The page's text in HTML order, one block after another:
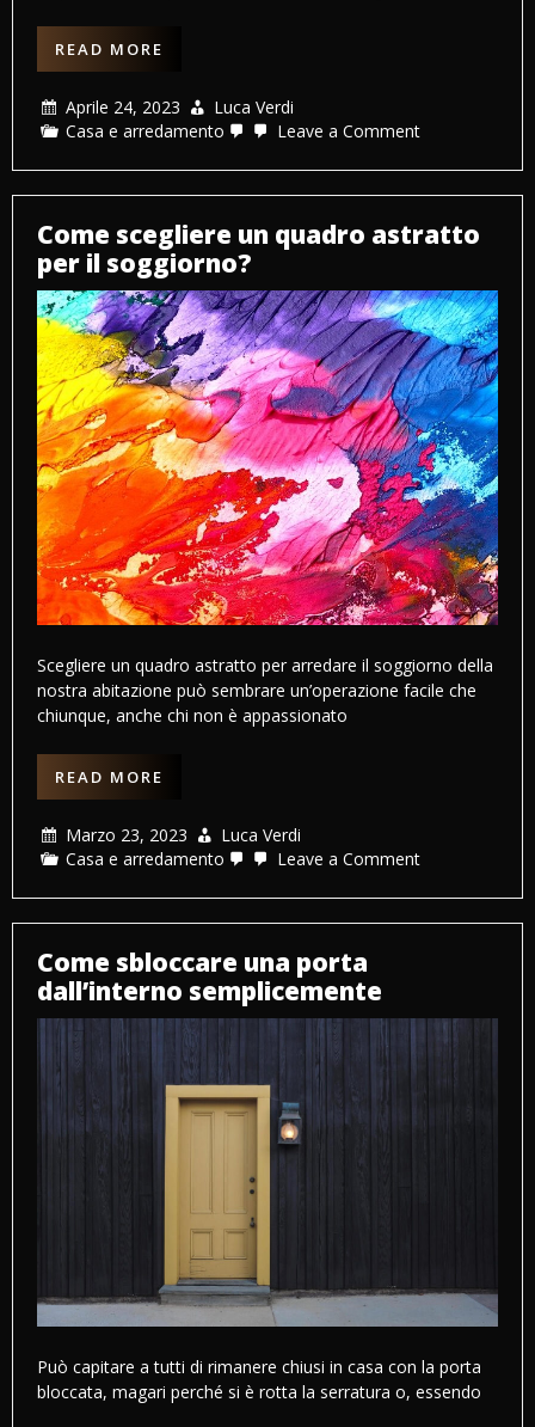
READ MORE
Aprile 24, 2023
Luca Verdi
Casa e arredamento
Leave a Commenton
per
condominio:
quali
caratteristiche
più
importanti?
Come scegliere un quadro astratto
per il soggiorno?
Scegliere un quadro astratto per arredare il soggiorno della
nostra abitazione può sembrare un’operazione facile che
chiunque, anche chi non è appassionato
READ MORE
Marzo 23, 2023
Luca Verdi
Casa e arredamento
Leave a Commenton
scegliere
Come sbloccare una porta
dall’interno semplicemente
Può capitare a tutti di rimanere chiusi in casa con la porta
bloccata, magari perché si è rotta la serratura o, essendo